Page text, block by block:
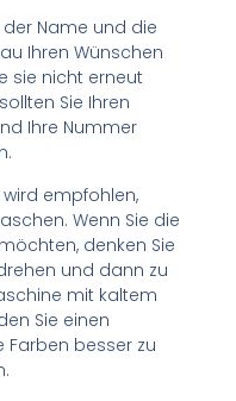
der Name und die
Ihren Wünschen
sie nicht erneut
Sie Ihren
Ihre Nummer
empfohlen,
Wenn Sie die
denken Sie
und dann zu
mit kaltem
Sie einen
besser zu